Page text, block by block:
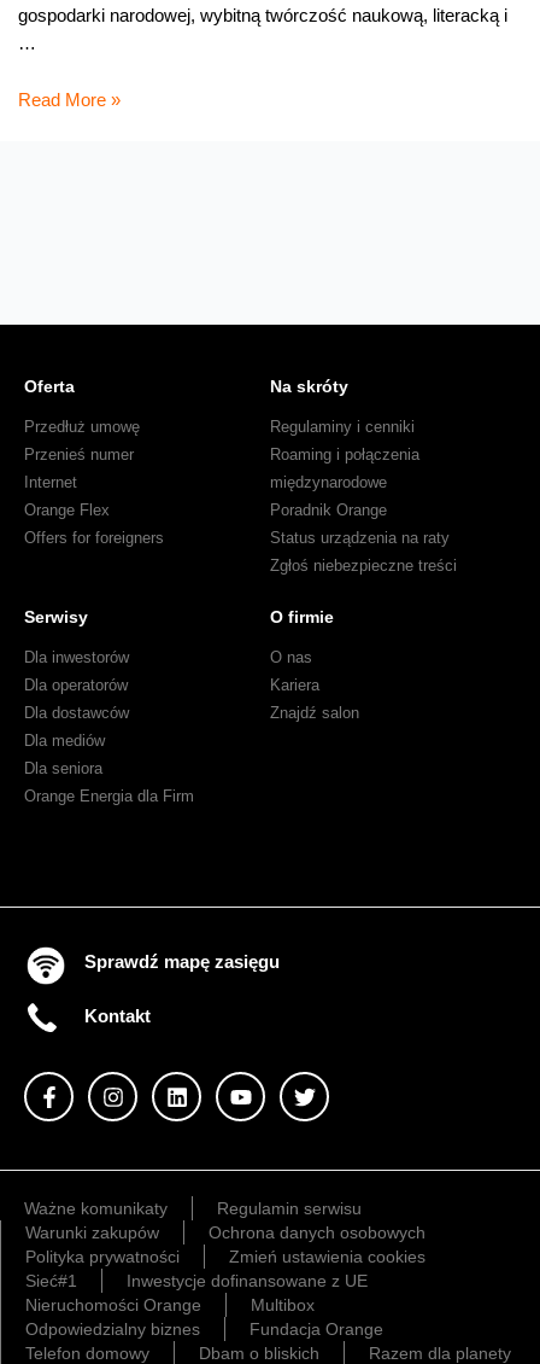
gospodarki narodowej, wybitną twórczość naukową, literacką i
…
Dominique
Read More »
Oferta
Przedłuż umowę
Przenieś numer
Internet
Orange Flex
Offers for foreigners
Na skróty
Regulaminy i cenniki
Roaming i połączenia
międzynarodowe
Poradnik Orange
Status urządzenia na raty
Zgłoś niebezpieczne treści
Serwisy
Dla inwestorów
Dla operatorów
Dla dostawców
Dla mediów
Dla seniora
Orange Energia dla Firm
O firmie
O nas
Kariera
Znajdź salon
Sprawdź mapę zasięgu
Kontakt
Ważne komunikaty
Regulamin serwisu
Warunki zakupów
Ochrona danych osobowych
Polityka prywatności
Zmień ustawienia cookies
Sieć#1
Inwestycje dofinansowane z UE
Nieruchomości Orange
Multibox
Odpowiedzialny biznes
Fundacja Orange
Telefon domowy
Dbam o bliskich Razem dla planety